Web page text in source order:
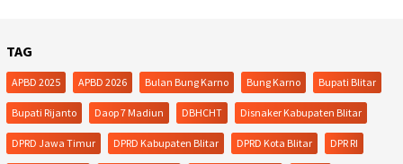
TAG
APBD 2025 APBD 2026 Bulan Bung Karno Bung Karno Bupati Blitar
Bupati Rijanto Daop 7 Madiun DBHCHT Disnaker Kabupaten Blitar
DPRD Jawa Timur DPRD Kabupaten Blitar DPRD Kota Blitar DPR RI